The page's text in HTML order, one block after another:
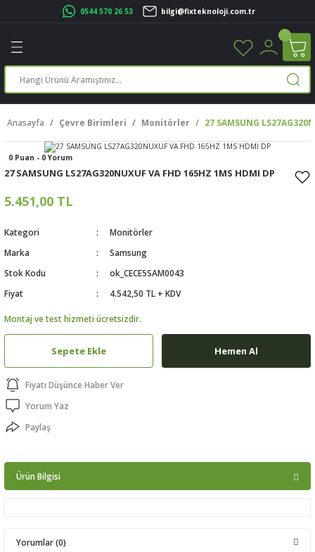
0544 570 26 53 bilgi@fixteknoloji.com.tr
Geri Dön
Geri Dön
Geri Dön
Yazıcı
Geri Dön
Geri Dön
Geri Dön
Geri Dön
Geri Dön
Anasayfa Çevre Birimleri Monitörler 27 SAMSUNG
0 Puan - 0 Yorum
27 SAMSUNG LS27AG320NUXUF VA FHD 165HZ 1MS HDMI DP
5.451,00 TL
Kategori
Monitörler
Marka
Samsung
Stok Kodu
ok_CECE5SAM0043
Fiyat
4.542,50 TL + KDV
Montaj ve test hizmeti ücretsizdir.
Sepete Ekle Hemen Al
Fiyatı Düşünce Haber Ver
Yorum Yaz
Paylaş
Ürün Bilgisi
Yorumlar (0)